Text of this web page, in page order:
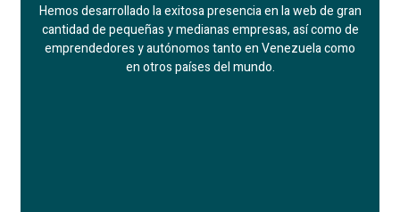
Hemos desarrollado la exitosa presencia en la web de gran
cantidad de pequeñas y medianas empresas, así como de
emprendedores y autónomos tanto en Venezuela como
en otros países del mundo.